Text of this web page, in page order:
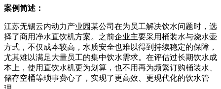
案例简述：
江苏无锡云内动力产业园某公司在为员工解决饮水问题时，选
择了商用净水直饮机方案。之前企业主要采用桶装水与烧水壶
方式，不仅成本较高，水质安全也难以得到持续稳定的保障，
尤其难以满足大量员工的集中饮水需求。在评估过长期饮水成
本上，使用直饮水机更为划算，也不用再为频繁订购桶装水、
储存空桶等琐事费心了，实现了更高效、更现代化的饮水管